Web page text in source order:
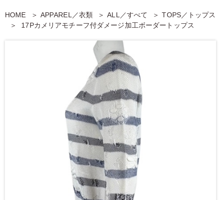
HOME APPAREL／衣類 ALL／すべて
TOPS／トップス
17Pカメリアモチーフ付ダメージ加工ボーダートップス